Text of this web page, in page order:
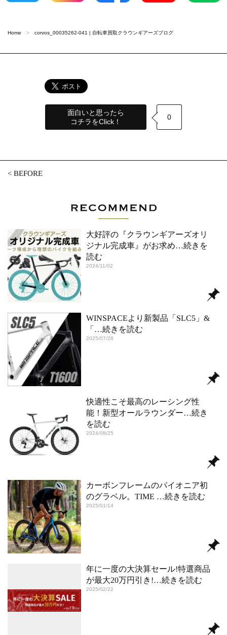
Home corvos_00035262-041 | 自転車買取クラウンギアーズブログ
面白いと思ったら
コチラをClick！
0
<BEFORE
大好評の『クラウンギアーズオリ
ジナル完成車』がお求め…続きを
読む
2024/11/02
WINSPACEより新製品「SLC5」&
「 …続きを読む
2025/07/28
快適性こそ最高のレーシング性
能！新型オールラウンダー…続き
を読む
2024/08/25
カーボンフレームのパイオニア初
のグラベル。TIME …続きを読む
2025/01/14
年に一度の大決算セール!特選商品
が最大20万円引き!…続きを読む
2025/02/22